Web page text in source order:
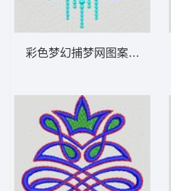
彩色梦幻捕梦网图案 植物花型